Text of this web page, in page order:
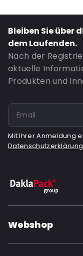
Bottom gusset: 35
Window: Mit
Bestell-ID: 942
Bleiben Sie über
dem Laufenden.
Nach der
aktuelle
Produkten und
Mit Ihrer Anmeldung
Datenschutzerklärung
Webshop